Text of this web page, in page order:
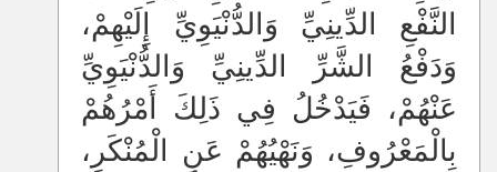
النَّفْعِ الدِّينِيِّ وَالدُّنْيَوِيِّ إِلَيْهِمْ،
وَدَفْعُ الشَّرِّ الدِّينِيِّ وَالدُّنْيَوِيِّ
عَنْهُمْ، فَيَدْخُلُ فِي ذَلِكَ أَمْرُهُمْ
بِالْمَعْرُوفِ، وَنَهْيُهُمْ عَنِ الْمُنْكَرِ،